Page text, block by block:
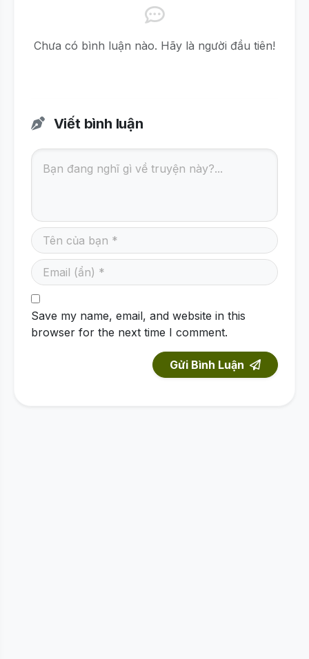
Chưa có bình luận nào. Hãy là người đầu tiên!
Viết bình luận
Save my name, email, and website in this
browser for the next time I comment.
Gửi Bình Luận